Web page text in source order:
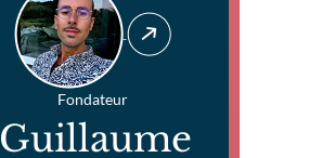
Fondateur
Guillaume